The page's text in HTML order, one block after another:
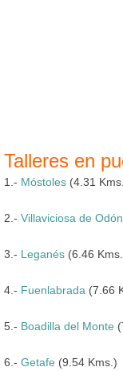
Talleres en
1.- Móstoles (4.31
2.- Villaviciosa de Odón
3.- Leganés (6.46
4.- Fuenlabrada (7.66
5.- Boadilla del Monte
6.- Getafe (9.54 Kms.)